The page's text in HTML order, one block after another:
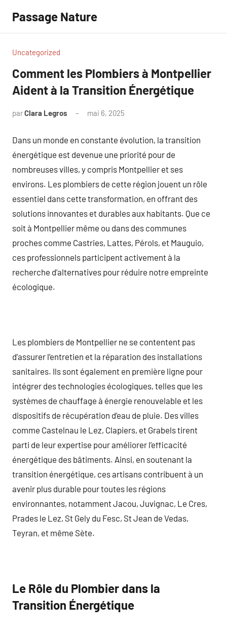
contenu
Passage Nature
Uncategorized
Comment les Plombiers à Montpellier
Aident à la Transition Énergétique
parClara Legros mai 6, 2025
Dans un monde en constante évolution, la transition
énergétique est devenue une priorité pour de
nombreuses villes, y compris Montpellier et ses
environs. Les plombiers de cette région jouent un rôle
essentiel dans cette transformation, en offrant des
solutions innovantes et durables aux habitants. Que ce
soit à Montpellier même ou dans des communes
proches comme Castries, Lattes, Pérols, et Mauguio,
ces professionnels participent activement à la
recherche d’alternatives pour réduire notre empreinte
écologique.
Les plombiers de Montpellier ne se contentent pas
d’assurer l’entretien et la réparation des installations
sanitaires. Ils sont également en première ligne pour
intégrer des technologies écologiques, telles que les
systèmes de chauffage à énergie renouvelable et les
dispositifs de récupération d’eau de pluie. Des villes
comme Castelnau le Lez, Clapiers, et Grabels tirent
parti de leur expertise pour améliorer l’efficacité
énergétique des bâtiments. Ainsi, en soutenant la
transition énergétique, ces artisans contribuent à un
avenir plus durable pour toutes les régions
environnantes, notamment Jacou, Juvignac, Le Cres,
Prades le Lez, St Gely du Fesc, St Jean de Vedas,
Teyran, et même Sète.
Le Rôle du Plombier dans la
Transition Énergétique